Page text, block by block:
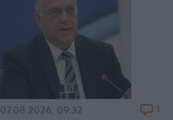
07.08.2026, 09:32 1